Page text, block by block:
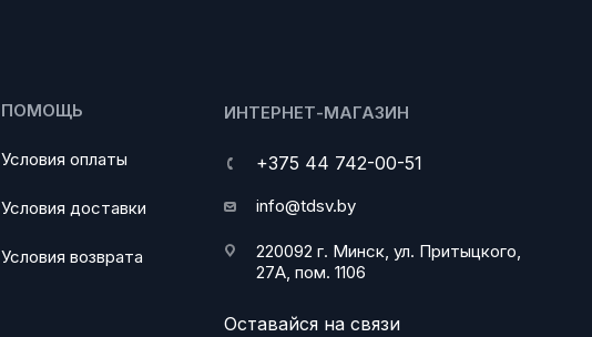
ПОМОЩЬ
Условия оплаты
Условия доставки
Условия возврата
ИНТЕРНЕТ-МАГАЗИН
+375 44 742-00-51
info@tdsv.by
220092 г. Минск, ул. Притыцкого,
27А, пом. 1106
Оставайся на связи